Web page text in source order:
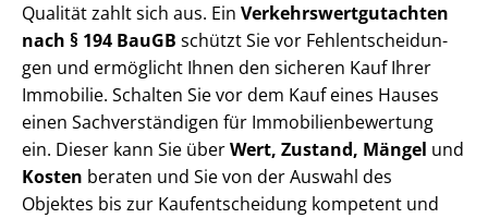
Qualität zahlt sich aus. Ein Ver­kehrs­wert­gut­ach­ten
nach § 194 BauGB schützt Sie vor Fehl­ent­schei­dun­
gen und ermöglicht Ihnen den sicheren Kauf Ihrer
Immobilie. Schalten Sie vor dem Kauf eines Hauses
einen Sach­ver­stän­di­gen für Im­mo­bi­li­en­be­wer­tung
ein. Dieser kann Sie überWert, Zustand, Mängel und
Kosten beraten und Sie von der Auswahl des
Objektes bis zur Kauf­ent­schei­dung kompetent und